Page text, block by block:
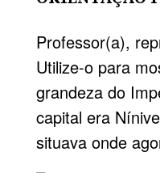
Professor(a),
Utilize-o para
grandeza do
capital era
situava onde